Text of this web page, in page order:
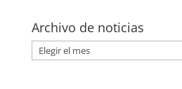
Archivo de noticias
Archivo
de